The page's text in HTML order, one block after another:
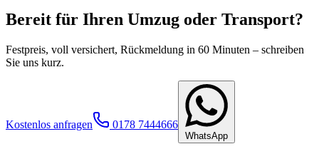
Bereit für Ihren Umzug oder Transport?
Festpreis, voll versichert, Rückmeldung in 60 Minuten – schreiben
Sie uns kurz.
Kostenlos anfragen 0178 7444666
WhatsApp